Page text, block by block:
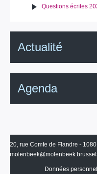
Questions écrites
Actualité
Agenda
20, rue Comte de Flandre -
Données